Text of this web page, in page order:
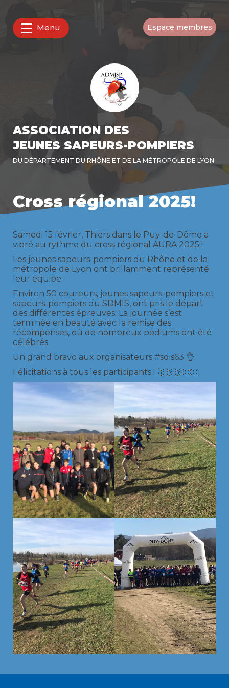
Menu Espace membres
ASSOCIATION DES
JEUNES SAPEURS-POMPIERS
DU DÉPARTEMENT DU RHÔNE ET DE LA MÉTROPOLE DE LYON
Cross régional 2025!
Samedi 15 février, Thiers dans le Puy-de-Dôme a
vibré au rythme du cross régional AURA 2025 !
Les jeunes sapeurs-pompiers du Rhône et de la
métropole de Lyon ont brillamment représenté
leur équipe.
Environ 50 coureurs, jeunes sapeurs-pompiers et
sapeurs-pompiers du SDMIS, ont pris le départ
des différentes épreuves. La journée s’est
terminée en beauté avec la remise des
récompenses, où de nombreux podiums ont été
célébrés.
Un grand bravo aux organisateurs #sdis63 👌.
Félicitations à tous les participants ! 🥇🥈🥉👏👏